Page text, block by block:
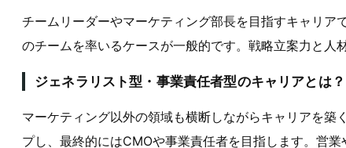
チームリーダーやマーケティング部長を目指すキャリ
のチームを率いるケースが一般的です。戦略立案力と人
ジェネラリスト型・事業責任者型のキャリアとは？
マーケティング以外の領域も横断しながらキャリアを築
プし、最終的にはCMOや事業責任者を目指します。営